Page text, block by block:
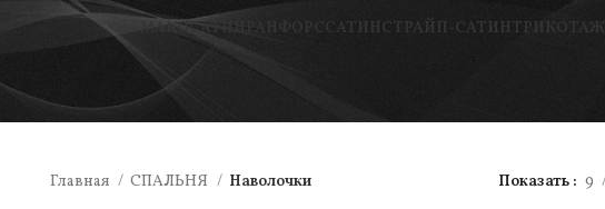
МАКОСАТИН РАНФОРС САТИН СТРАЙП-САТИНТРИКОТАЖ
Главная СПАЛЬНЯ Наволочки Показать 9